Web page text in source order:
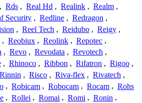
, Rds , Real Hd , Realink , Realm ,
Security , Redline , Redragon ,
, Reel Tech , Reidubo , Reigy ,
, Reobiux , Reolink , Repotec ,
, Revo , Revodata , Revotech ,
, Rhinoco , Ribbon , Rifatron , Rigoo ,
Rinnin , Risco , Riva-flex , Rivatech ,
, Robicam , Robocam , Rocam , Rohs
, Rollei , Romai , Romi , Ronin ,